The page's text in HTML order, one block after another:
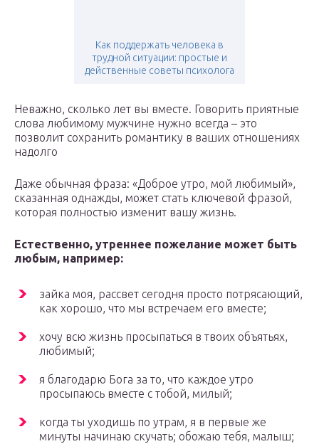
Как поддержать человека в
трудной ситуации: простые и
действенные советы психолога
Неважно, сколько лет вы вместе. Говорить приятные
слова любимому мужчине нужно всегда – это
позволит сохранить романтику в ваших отношениях
надолго
Даже обычная фраза: «Доброе утро, мой любимый»,
сказанная однажды, может стать ключевой фразой,
которая полностью изменит вашу жизнь.
Естественно, утреннее пожелание может быть
любым, например:
зайка моя, рассвет сегодня просто потрясающий,
как хорошо, что мы встречаем его вместе;
хочу всю жизнь просыпаться в твоих объятьях,
любимый;
я благодарю Бога за то, что каждое утро
просыпаюсь вместе с тобой, милый;
когда ты уходишь по утрам, я в первые же
минуты начинаю скучать; обожаю тебя, малыш;